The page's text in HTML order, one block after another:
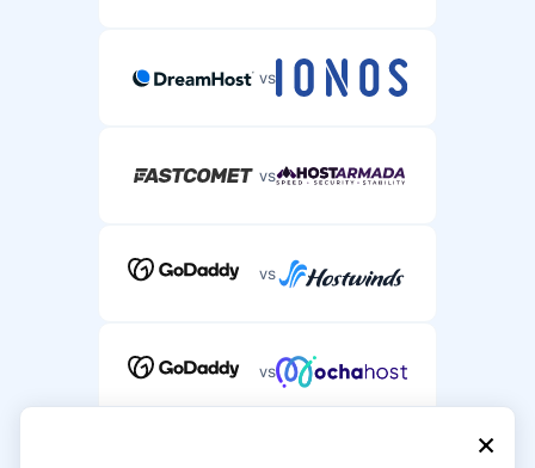
×
vs
vs
vs
vs